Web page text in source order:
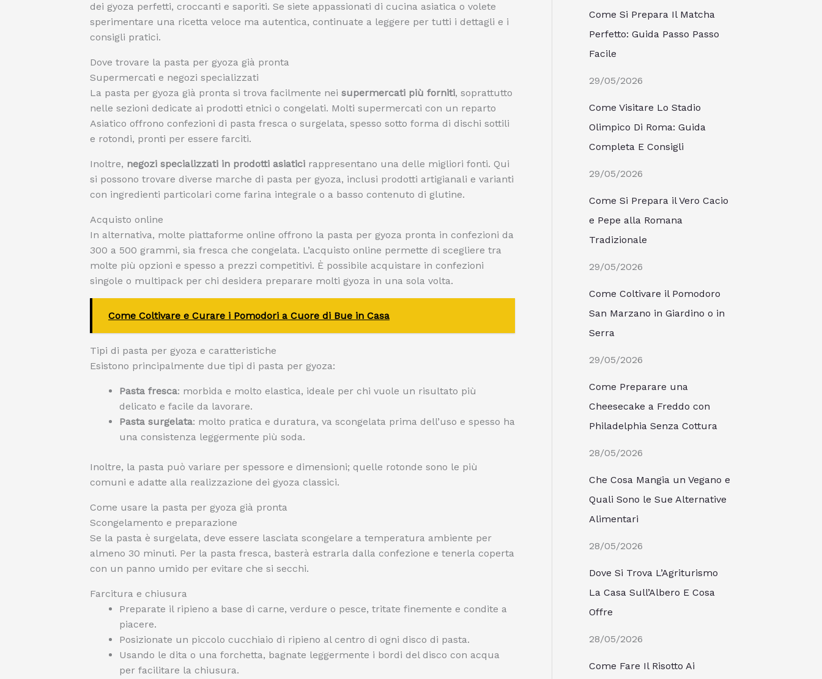
dei gyoza perfetti, croccanti e saporiti. Se siete appassionati di cucina asiatica o volete
sperimentare una ricetta veloce ma autentica, continuate a leggere per tutti i dettagli e i
consigli pratici.
Dove trovare la pasta per gyoza già pronta
Supermercati e negozi specializzati
La pasta per gyoza già pronta si trova facilmente nei supermercati più forniti, soprattutto
nelle sezioni dedicate ai prodotti etnici o congelati. Molti supermercati con un reparto
Asiatico offrono confezioni di pasta fresca o surgelata, spesso sotto forma di dischi sottili
e rotondi, pronti per essere farciti.
Inoltre, negozi specializzati in prodotti asiatici rappresentano una delle migliori fonti. Qui
si possono trovare diverse marche di pasta per gyoza, inclusi prodotti artigianali e varianti
con ingredienti particolari come farina integrale o a basso contenuto di glutine.
Acquisto online
In alternativa, molte piattaforme online offrono la pasta per gyoza pronta in confezioni da
300 a 500 grammi, sia fresca che congelata. L’acquisto online permette di scegliere tra
molte più opzioni e spesso a prezzi competitivi. È possibile acquistare in confezioni
singole o multipack per chi desidera preparare molti gyoza in una sola volta.
Come Coltivare e Curare i Pomodori a Cuore di Bue in Casa
Tipi di pasta per gyoza e caratteristiche
Esistono principalmente due tipi di pasta per gyoza:
Pasta fresca: morbida e molto elastica, ideale per chi vuole un risultato più
delicato e facile da lavorare.
Pasta surgelata: molto pratica e duratura, va scongelata prima dell’uso e spesso ha
una consistenza leggermente più soda.
Inoltre, la pasta può variare per spessore e dimensioni; quelle rotonde sono le più
comuni e adatte alla realizzazione dei gyoza classici.
Come usare la pasta per gyoza già pronta
Scongelamento e preparazione
Se la pasta è surgelata, deve essere lasciata scongelare a temperatura ambiente per
almeno 30 minuti. Per la pasta fresca, basterà estrarla dalla confezione e tenerla coperta
con un panno umido per evitare che si secchi.
Farcitura e chiusura
Preparate il ripieno a base di carne, verdure o pesce, tritate finemente e condite a
piacere.
Posizionate un piccolo cucchiaio di ripieno al centro di ogni disco di pasta.
Usando le dita o una forchetta, bagnate leggermente i bordi del disco con acqua
per facilitare la chiusura.
Come Si Prepara Il Matcha
Perfetto: Guida Passo Passo
Facile
29/05/2026
Come Visitare Lo Stadio
Olimpico Di Roma: Guida
Completa E Consigli
29/05/2026
Come Si Prepara il Vero Cacio
e Pepe alla Romana
Tradizionale
29/05/2026
Come Coltivare il Pomodoro
San Marzano in Giardino o in
Serra
29/05/2026
Come Preparare una
Cheesecake a Freddo con
Philadelphia Senza Cottura
28/05/2026
Che Cosa Mangia un Vegano e
Quali Sono le Sue Alternative
Alimentari
28/05/2026
Dove Si Trova L’Agriturismo
La Casa Sull’Albero E Cosa
Offre
28/05/2026
Come Fare Il Risotto Ai